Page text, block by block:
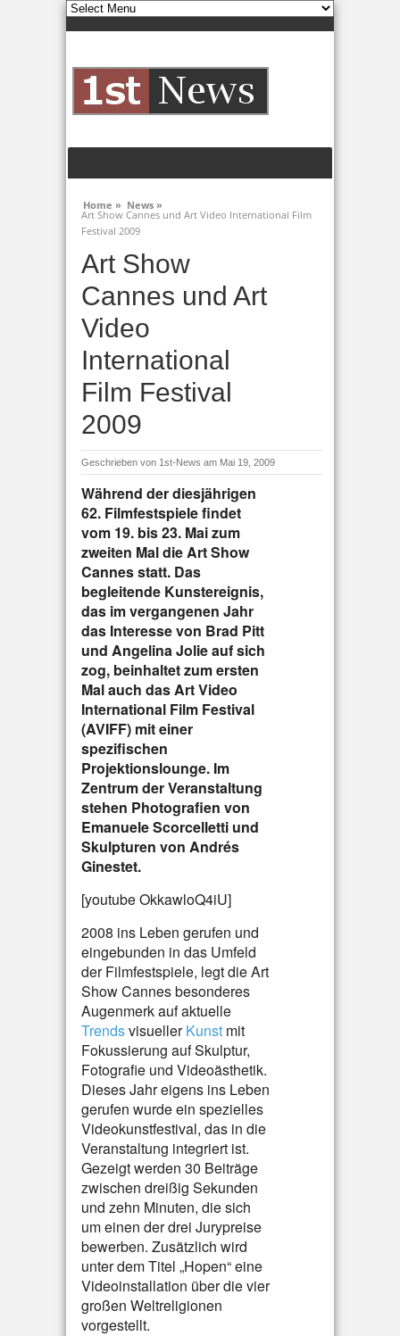
Home » News »
Art Show Cannes und Art Video International Film
Festival 2009
Art Show
Cannes und Art
Video
International
Film Festival
2009
Geschrieben von 1st-News am Mai 19, 2009
Während der diesjährigen
62. Filmfestspiele findet
vom 19. bis 23. Mai zum
zweiten Mal die Art Show
Cannes statt. Das
begleitende Kunstereignis,
das im vergangenen Jahr
das Interesse von Brad Pitt
und Angelina Jolie auf sich
zog, beinhaltet zum ersten
Mal auch das Art Video
International Film Festival
(AVIFF) mit einer
spezifischen
Projektionslounge. Im
Zentrum der Veranstaltung
stehen Photografien von
Emanuele Scorcelletti und
Skulpturen von Andrés
Ginestet.
[youtube OkkawloQ4iU]
2008 ins Leben gerufen und
eingebunden in das Umfeld
der Filmfestspiele, legt die Art
Show Cannes besonderes
Augenmerk auf aktuelle
TrendsvisuellerKunst mit
Fokussierung auf Skulptur,
Fotografie und Videoästhetik.
Dieses Jahr eigens ins Leben
gerufen wurde ein spezielles
Videokunstfestival, das in die
Veranstaltung integriert ist.
Gezeigt werden 30 Beiträge
zwischen dreißig Sekunden
und zehn Minuten, die sich
um einen der drei Jurypreise
bewerben. Zusätzlich wird
unter dem Titel „Hopen“ eine
Videoinstallation über die vier
großen Weltreligionen
vorgestellt.